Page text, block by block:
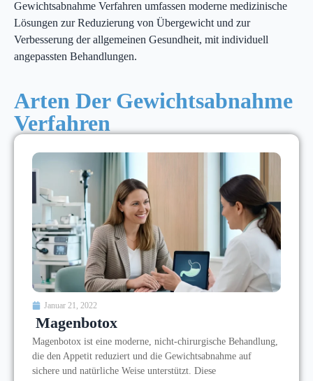
Gewichtsabnahme Verfahren umfassen moderne medizinische
Lösungen zur Reduzierung von Übergewicht und zur
Verbesserung der allgemeinen Gesundheit, mit individuell
angepassten Behandlungen.
Arten Der Gewichtsabnahme
Verfahren
Januar 21, 2022
Magenbotox
Magenbotox ist eine moderne, nicht-chirurgische Behandlung,
die den Appetit reduziert und die Gewichtsabnahme auf
sichere und natürliche Weise unterstützt. Diese